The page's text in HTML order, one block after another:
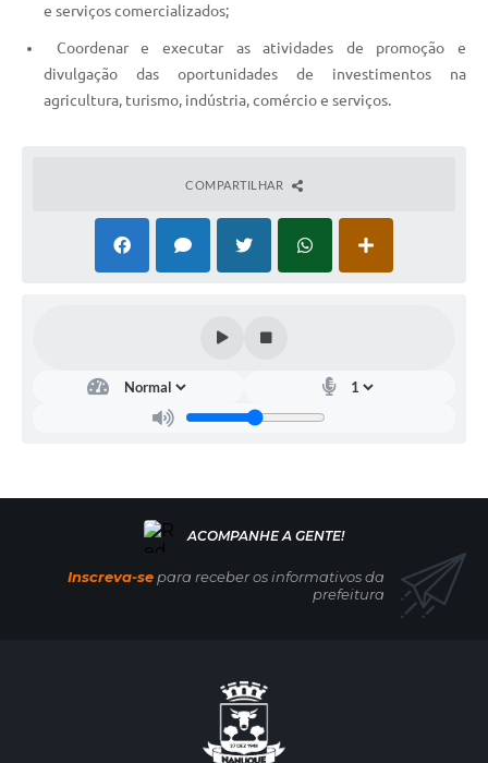
e serviços comercializados;
Coordenar e executar as atividades de promoção e
divulgação das oportunidades de investimentos na
agricultura, turismo, indústria, comércio e serviços.
COMPARTILHAR
Inscreva-se para receber os informativos da
prefeitura